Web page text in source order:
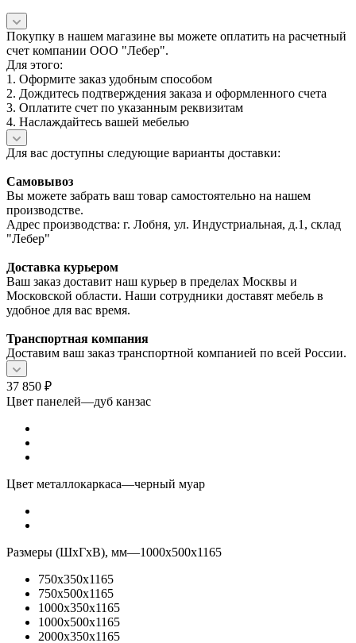
Покупку в нашем магазине вы можете оплатить на расчетный
счет компании ООО "Лебер".
Для этого:
1. Оформите заказ удобным способом
2. Дождитесь подтверждения заказа и оформленного счета
3. Оплатите счет по указанным реквизитам
4. Наслаждайтесь вашей мебелью
Для вас доступны следующие варианты доставки:
Самовывоз
Вы можете забрать ваш товар самостоятельно на нашем
производстве.
Адрес производства: г. Лобня, ул. Индустриальная, д.1, склад
"Лебер"
Доставка курьером
Ваш заказ доставит наш курьер в пределах Москвы и
Московской области. Наши сотрудники доставят мебель в
удобное для вас время.
Транспортная компания
Доставим ваш заказ транспортной компанией по всей России.
37 850 ₽
Цвет панелей—дуб канзас
Цвет металлокаркаса—черный муар
Размеры (ШхГхВ), мм—1000x500x1165
750x350x1165
750x500x1165
1000x350x1165
1000x500x1165
2000x350x1165